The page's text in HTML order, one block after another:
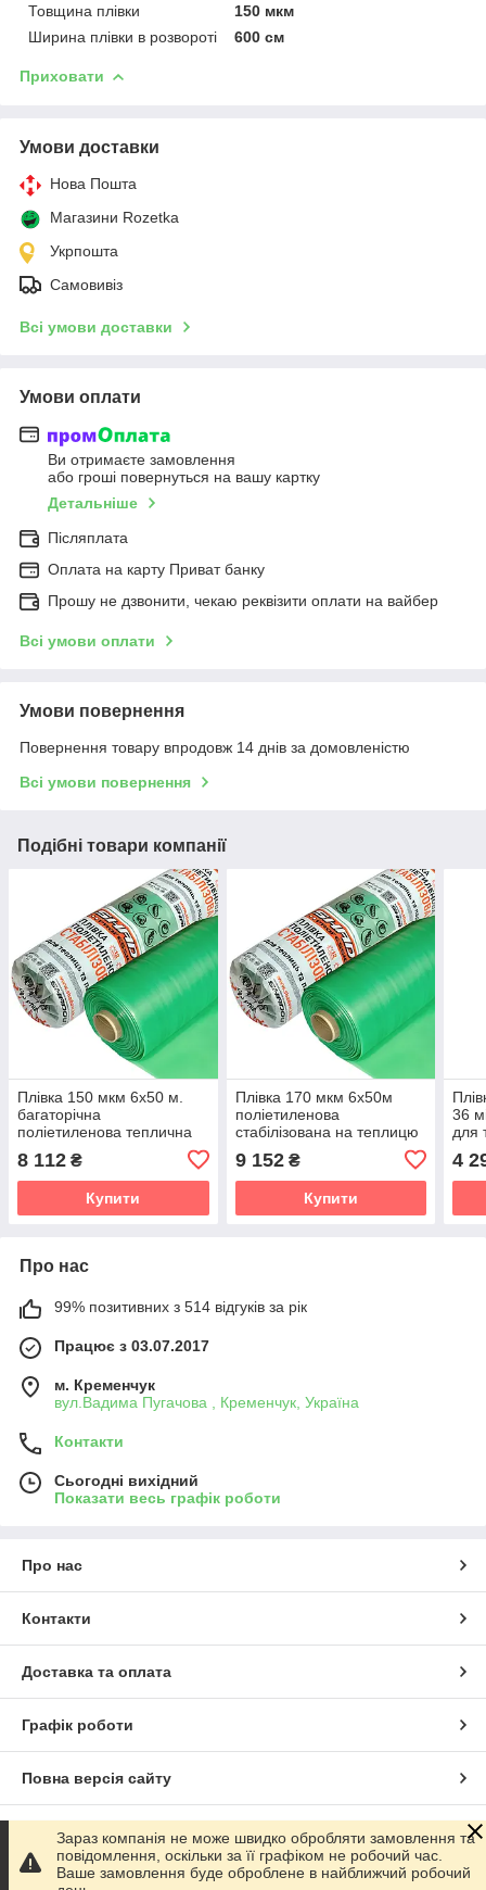
Товщина плівки
150 мкм
Ширина плівки в розвороті
600 см
Приховати
Умови доставки
Нова Пошта
Магазини Rozetka
Укрпошта
Самовивіз
Всі умови доставки
Умови оплати
Ви отримаєте замовлення
або гроші повернуться на вашу картку
Детальніше
Післяплата
Оплата на карту Приват банку
Прошу не дзвонити, чекаю реквізити оплати на вайбер
Всі умови оплати
Умови повернення
Повернення товару впродовж 14 днів за домовленістю
Всі умови повернення
Подібні товари компанії
Плівка 150 мкм 6х50 м.
багаторічна
поліетиленова теплична
8 112 ₴
Купити
Плівка 170 мкм 6х50м
поліетиленова
стабілізована на теплицю
9 152₴
Купити
36
для
4
Про нас
99% позитивних з 514 відгуків за рік
Працює з 03.07.2017
м. Кременчук
вул.Вадима Пугачова , Кременчук, Україна
Контакти
Сьогодні вихідний
Показати весь графік роботи
Про нас
Контакти
Доставка та оплата
Графік роботи
Повна версія сайту
Сайт створено на маркетплейсі Prom.ua
Політика конфіденційності
Зараз компанія не може швидко обробляти замовлення та
повідомлення, оскільки за її графіком не робочий час.
Ваше замовлення буде оброблене в найближчий робочий